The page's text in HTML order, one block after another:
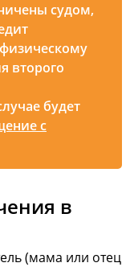
судом,
второго
будет
с
в
(мама или отец